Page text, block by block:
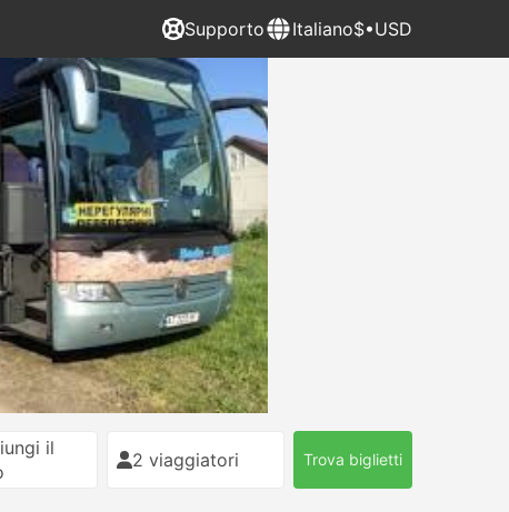
Supporto Italiano$•USD
il
2 viaggiatori Trova biglietti